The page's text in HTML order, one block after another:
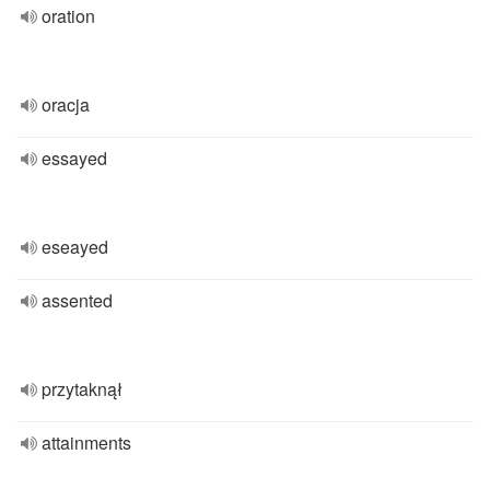
oration
oracja
essayed
eseayed
assented
przytaknął
attainments